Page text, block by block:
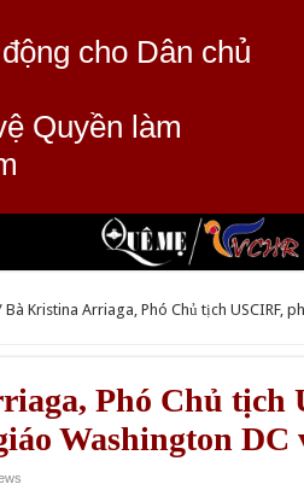
cho Dân chủ
Quyền làm
Bà Kristina Arriaga, Phó Chủ tịch USCIRF,
Phó Chủ tịch
Washington DC